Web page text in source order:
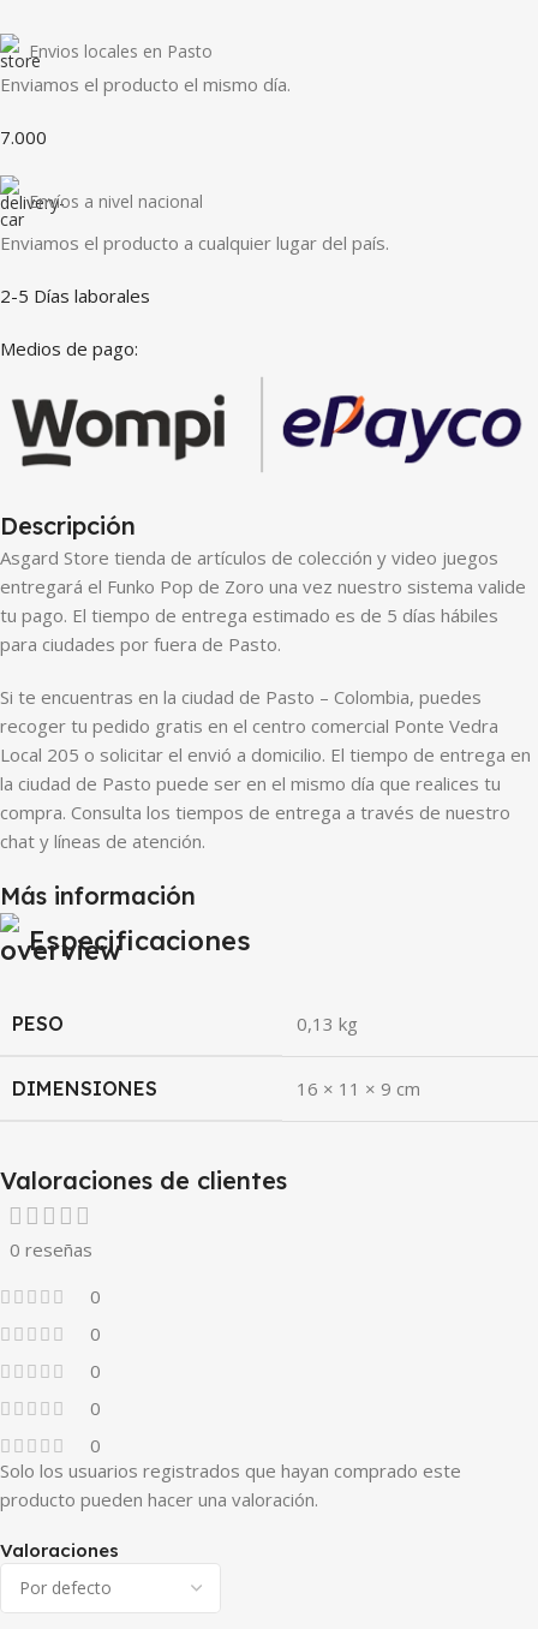
Envios locales en Pasto
Enviamos el producto el mismo día.
7.000
Envíos a nivel nacional
Enviamos el producto a cualquier lugar del país.
2-5 Días laborales
Medios de pago:
Descripción
Asgard Store tienda de artículos de colección y video juegos
entregará el Funko Pop de Zoro una vez nuestro sistema valide
tu pago. El tiempo de entrega estimado es de 5 días hábiles
para ciudades por fuera de Pasto.
Si te encuentras en la ciudad de Pasto – Colombia, puedes
recoger tu pedido gratis en el centro comercial Ponte Vedra
Local 205 o solicitar el envió a domicilio. El tiempo de entrega en
la ciudad de Pasto puede ser en el mismo día que realices tu
compra. Consulta los tiempos de entrega a través de nuestro
chat y líneas de atención.
Más información
Especificaciones
PESO 0,13 kg
DIMENSIONES 16 × 11 × 9 cm
Valoraciones de clientes
0 reseñas
0
0
0
0
0
Valoraciones
Solo los usuarios registrados que hayan comprado este
producto pueden hacer una valoración.